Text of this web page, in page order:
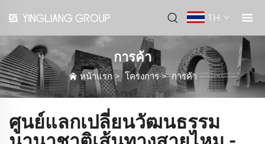
TH
การค้า
หน้าแรก> โครงการ>การค้า
ศูนย์แลกเปลี่ยนวัฒนธรรม